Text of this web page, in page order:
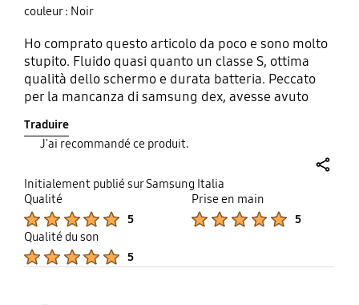
couleur : Noir
Ho comprato questo articolo da poco e sono molto
stupito. Fluido quasi quanto un classe S, ottima
qualità dello schermo e durata batteria. Peccato
per la mancanza di samsung dex, avesse avuto
Traduire
J'ai recommandé ce produit.
Initialement publié sur Samsung Italia
Qualité
5
Prise en main
5
Qualité du son
5